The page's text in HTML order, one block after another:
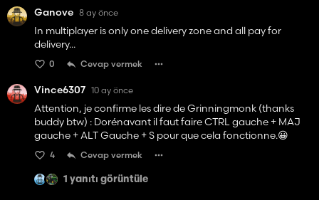
Ganove 8 ay önce
In multiplayer is only one delivery zone and all pay for
delivery...
0 Cevap vermek
Vince6307 10 ay önce
Attention, je confirme les dire de Grinningmonk (thanks
buddy btw) : Dorénavant il faut faire CTRL gauche + MAJ
gauche + ALT Gauche + S pour que cela fonctionne.😀
4 Cevap vermek
1 yanıtı görüntüle